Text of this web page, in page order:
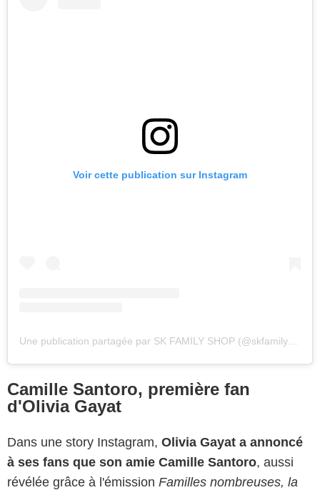
Voir cette publication sur Instagram
Camille Santoro, première fan
d'Olivia Gayat
Dans une story Instagram, Olivia Gayat a annoncé
à ses fans que son amie Camille Santoro, aussi
révélée grâce à l'émission Familles nombreuses, la